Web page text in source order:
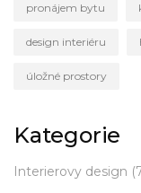
pronájem bytu
design interiéru
úložné prostory
Kategorie
Interierovy design